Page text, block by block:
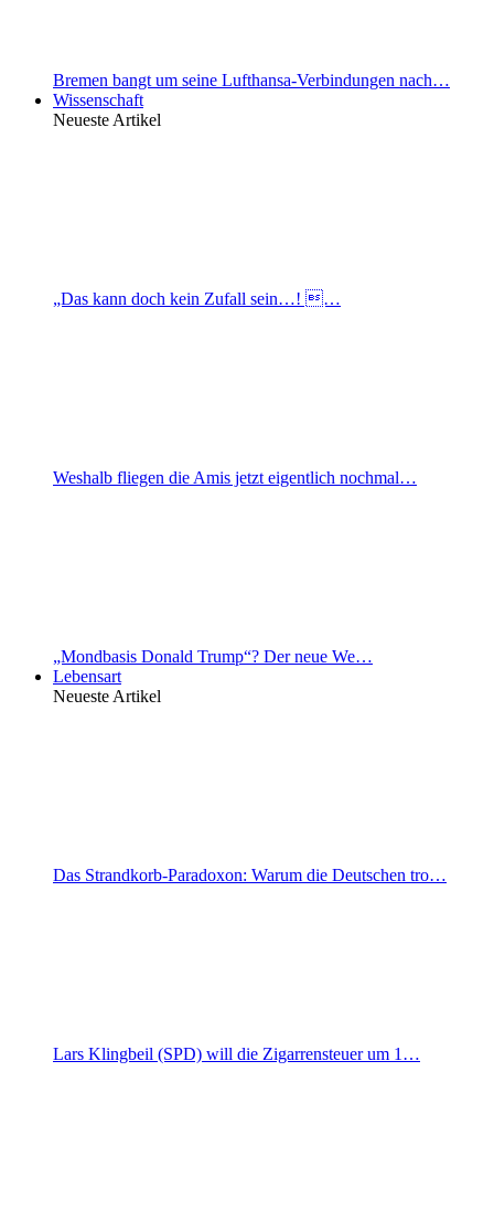
Bremen bangt um seine Lufthansa-Verbindungen nach…
Wissenschaft
Neueste Artikel
„Das kann doch kein Zufall sein…! …
Weshalb fliegen die Amis jetzt eigentlich nochmal…
„Mondbasis Donald Trump“? Der neue We…
Lebensart
Neueste Artikel
Das Strandkorb-Paradoxon: Warum die Deutschen tro…
Lars Klingbeil (SPD) will die Zigarrensteuer um 1…